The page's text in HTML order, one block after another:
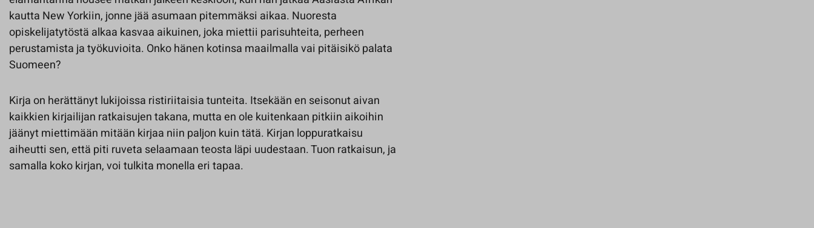
kautta New Yorkiin, jonne jää asumaan pitemmäksi aikaa. Nuoresta
opiskelijatytöstä alkaa kasvaa aikuinen, joka miettii parisuhteita, perheen
perustamista ja työkuvioita. Onko hänen kotinsa maailmalla vai pitäisikö palata
Suomeen?
Kirja on herättänyt lukijoissa ristiriitaisia tunteita. Itsekään en seisonut aivan
kaikkien kirjailijan ratkaisujen takana, mutta en ole kuitenkaan pitkiin aikoihin
jäänyt miettimään mitään kirjaa niin paljon kuin tätä. Kirjan loppuratkaisu
aiheutti sen, että piti ruveta selaamaan teosta läpi uudestaan. Tuon ratkaisun, ja
samalla koko kirjan, voi tulkita monella eri tapaa.